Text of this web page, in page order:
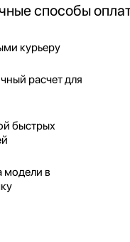
способы
курьеру
расчет для
быстрых
модели в